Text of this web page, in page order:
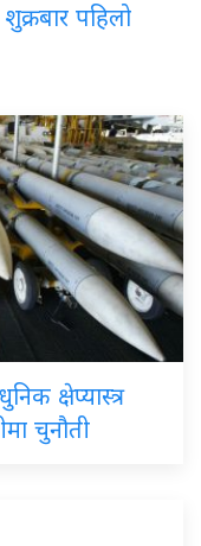
शुक्रबार पहिलो
क्षेप्यास्त्र
चुनौती